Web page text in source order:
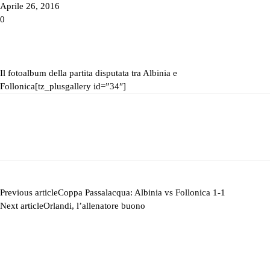
Aprile 26, 2016
0
Il fotoalbum della partita disputata tra Albinia e
Follonica[tz_plusgallery id=”34″]
Previous articleCoppa Passalacqua: Albinia vs Follonica 1-1
Next articleOrlandi, l’allenatore buono